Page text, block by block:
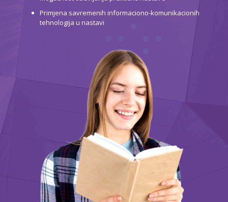
Primjena savremenih informaciono-komunikacionih
tehnologija u nastavi